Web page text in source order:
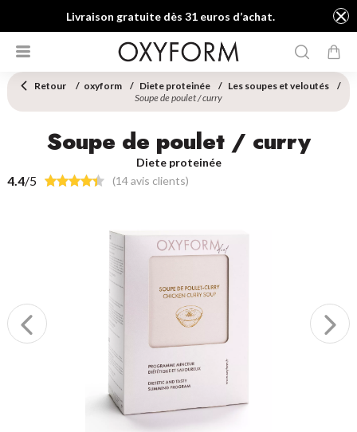
Livraison gratuite dès 31 euros d’achat.
Retour oxyform Diete proteinée
Les soupes et veloutés
Soupe de poulet / curry
Soupe de poulet / curry
Diete proteinée
4.4/5 (14 avis clients)